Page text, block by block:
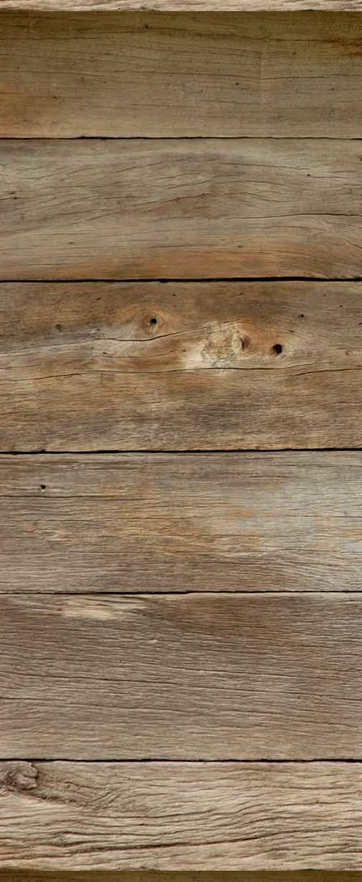
Sherlock im Ring
Sherlock-Kerstin